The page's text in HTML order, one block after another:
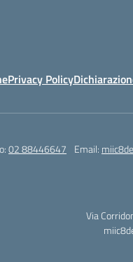
Privacy Policy
02 88446647 Email:
Via